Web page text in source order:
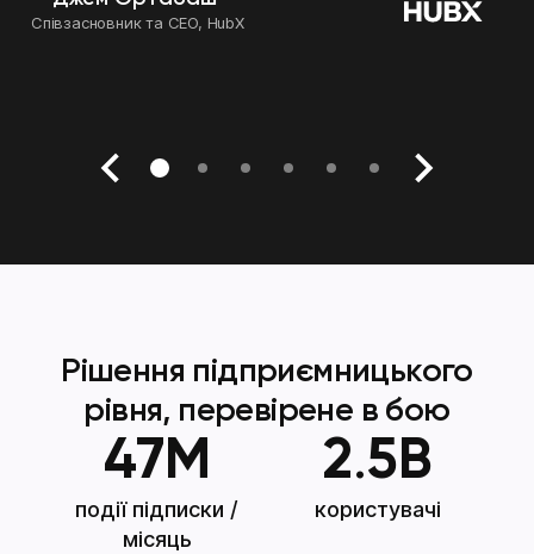
Співзасновник та CEO, HubX
Chief Executive Officer at Almus
Роман Дегтярьов
Засновник та CEO, Bickster
Dating
Засновник та CEO, SocialKit
Рішення підприємницького
рівня, перевірене в бою
47M
події підписки /
місяць
2.5B
користувачі